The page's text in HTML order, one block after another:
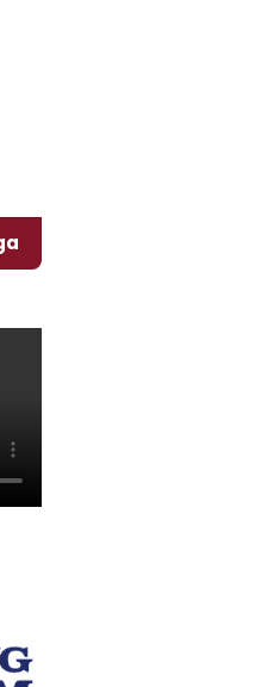
‎Nasirun Maestro Lukis